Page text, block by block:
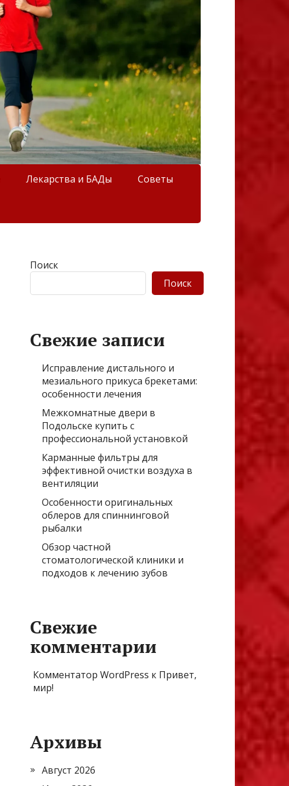
Лекарства и БАДы Советы
Поиск
Поиск
Свежие записи
Исправление дистального и
мезиального прикуса брекетами:
особенности лечения
Межкомнатные двери в
Подольске купить с
профессиональной установкой
Карманные фильтры для
эффективной очистки воздуха в
вентиляции
Особенности оригинальных
облеров для спиннинговой
рыбалки
Обзор частной
стоматологической клиники и
подходов к лечению зубов
Свежие
комментарии
Комментатор WordPress к Привет,
мир!
Архивы
Август 2026